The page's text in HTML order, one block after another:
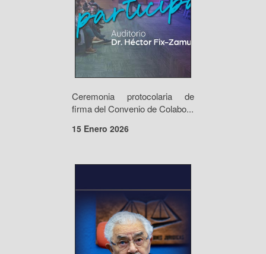
Ceremonia protocolaria de
firma del Convenio de Colabo...
15 Enero 2026